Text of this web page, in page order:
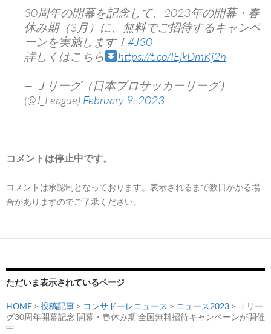
30周年の開幕を記念して、2023年の開幕・春
休み期（3月）に、無料でご招待するキャンペ
ーンを実施します！ #J30
詳しくはこちら
https://t.co/IEjkDmKj2n
— Ｊリーグ（日本プロサッカーリーグ）
(@J_League) February 9, 2023
コメントは停止中です。
コメントは承認制となっております。表示されるまで数日かかる場
合がありますのでご了承ください。
ただいま表示されているページ
HOME > 投稿記事 > コンサドーレニュース > ニュース2023 > Ｊリー
グ30周年開幕記念 開幕・春休み期 全国無料招待キャンペーンが開催
中